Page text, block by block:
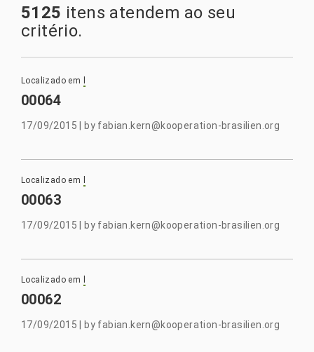
5125 itens atendem ao seu
critério.
Localizado em
00064
17/09/2015 by fabian.kern@kooperation-brasilien.org
Localizado em
00063
17/09/2015 by fabian.kern@kooperation-brasilien.org
Localizado em
00062
17/09/2015 by fabian.kern@kooperation-brasilien.org